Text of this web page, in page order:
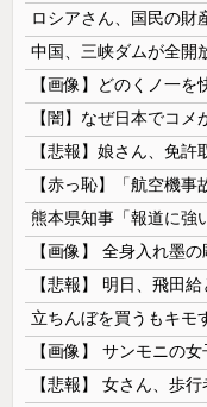
ロシアさん、国民の財
中国、三峡ダムが全開
【画像】どのくノ一